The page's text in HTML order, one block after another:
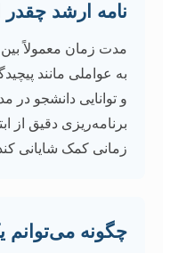
نامه ارشد
به عواملی مانند
و توانایی دانشجو در
برنامه‌ریزی دقیق از
زمانی کمک شایانی
چگونه می‌توانم